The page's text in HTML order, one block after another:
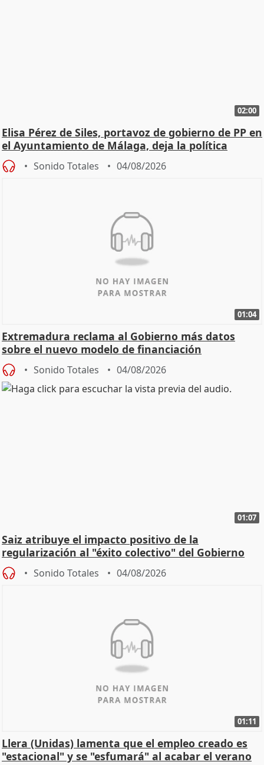
02:00
Elisa Pérez de Siles, portavoz de gobierno de PP en
el Ayuntamiento de Málaga, deja la política
Sonido Totales 04/08/2026
01:04
Extremadura reclama al Gobierno más datos
sobre el nuevo modelo de financiación
Sonido Totales 04/08/2026
01:07
Saiz atribuye el impacto positivo de la
regularización al "éxito colectivo" del Gobierno
Sonido Totales 04/08/2026
01:11
Llera (Unidas) lamenta que el empleo creado es
"estacional" y se "esfumará" al acabar el verano